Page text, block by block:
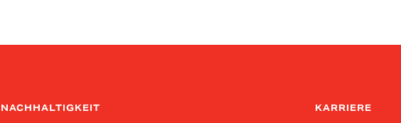
NACHHALTIGKEIT KARRIERE